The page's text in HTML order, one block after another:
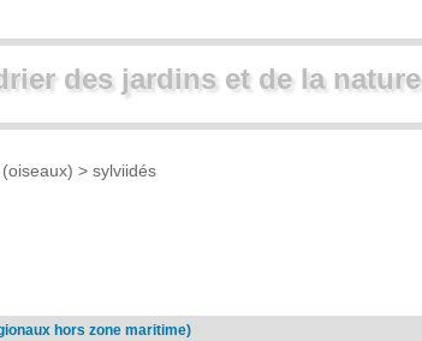
des jardins et de la nature
> sylviidés
hors zone maritime)